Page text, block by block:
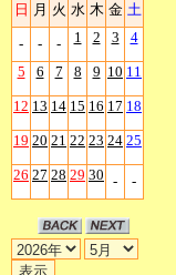
日 月 火 水 木 金 土
- - - 1 2 3 4
5 6 7 8 9 10 11
12 13 14 15 16 17 18
19 20 21 22 23 24 25
26 27 28 29 30 - -